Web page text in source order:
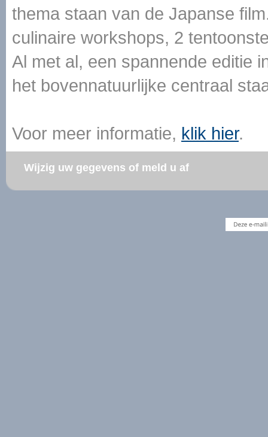
thema staan van de Japanse
culinaire workshops, 2
Al met al, een spannende editie
het bovennatuurlijke centraal
Voor meer informatie, klik hier.
Wijzig uw gegevens of meld u af